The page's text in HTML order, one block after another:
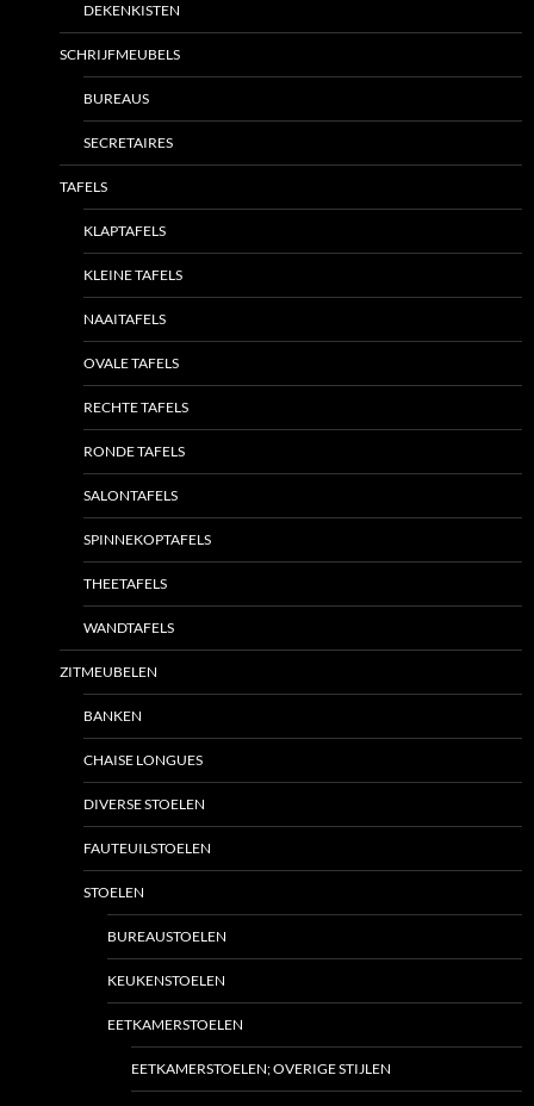
DEKENKISTEN
SCHRIJFMEUBELS
BUREAUS
SECRETAIRES
TAFELS
KLAPTAFELS
KLEINE TAFELS
NAAITAFELS
OVALE TAFELS
RECHTE TAFELS
RONDE TAFELS
SALONTAFELS
SPINNEKOPTAFELS
THEETAFELS
WANDTAFELS
ZITMEUBELEN
BANKEN
CHAISE LONGUES
DIVERSE STOELEN
FAUTEUILSTOELEN
STOELEN
BUREAUSTOELEN
KEUKENSTOELEN
EETKAMERSTOELEN
EETKAMERSTOELEN; OVERIGE STIJLEN